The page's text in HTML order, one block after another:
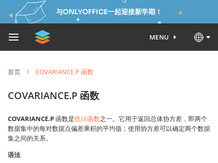
与ONLYOFFICE一起迎接新学期！
MENU
首页 COVARIANCE.P 函数
COVARIANCE.P 函数
COVARIANCE.P函数是统计函数之一。它用于返回总体协方差，即两个
数据集中的每对数据点偏差乘积的平均值；使用协方差可以确定两个数据
集之间的关系。
语法